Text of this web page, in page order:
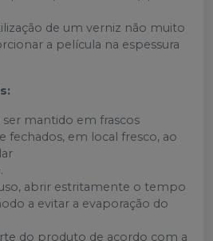
de um verniz não muito
a película na espessura
mantido em frascos
fechados, em local fresco, ao
abrir estritamente o tempo
a evitar a evaporação do
do produto de acordo com a